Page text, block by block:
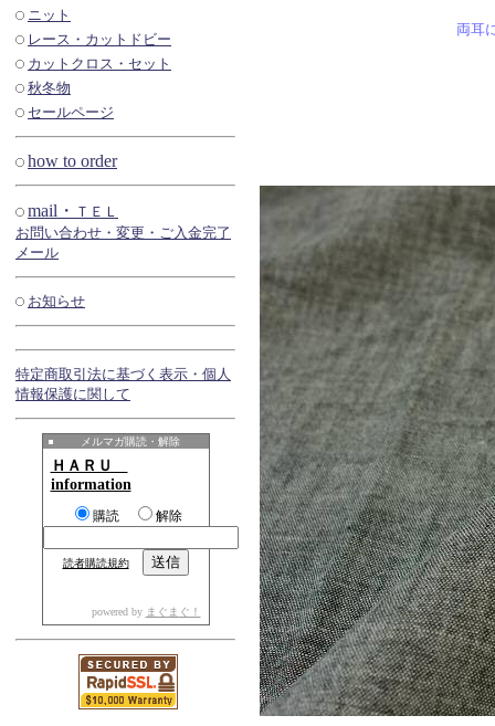
ニット
レース・カットドビー
カットクロス・セット
秋冬物
セールページ
how to order
mail・ ＴＥＬ
お問い合わせ・変更・ご入金完了
メール
お知らせ
特定商取引法に基づく表示・個人
情報保護に関して
メルマガ購読・解除
ＨＡＲＵ
information
購読 解除
読者購読規約
powered by まぐまぐ！
両耳